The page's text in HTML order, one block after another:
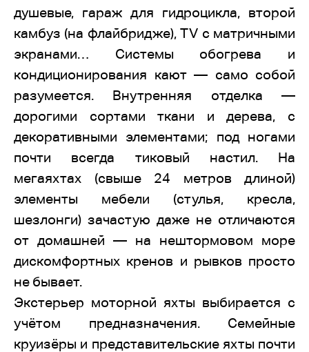
душевые, гараж для гидроцикла, второй
камбуз (на флайбридже), TV с матричными
экранами… Системы обогрева и
кондиционирования кают — само собой
разумеется. Внутренняя отделка —
дорогими сортами ткани и дерева, с
декоративными элементами; под ногами
почти всегда тиковый настил. На
мегаяхтах (свыше 24 метров длиной)
элементы мебели (стулья, кресла,
шезлонги) зачастую даже не отличаются
от домашней — на нештормовом море
дискомфортных кренов и рывков просто
не бывает.
Экстерьер моторной яхты выбирается с
учётом предназначения. Семейные
круизёры и представительские яхты почти